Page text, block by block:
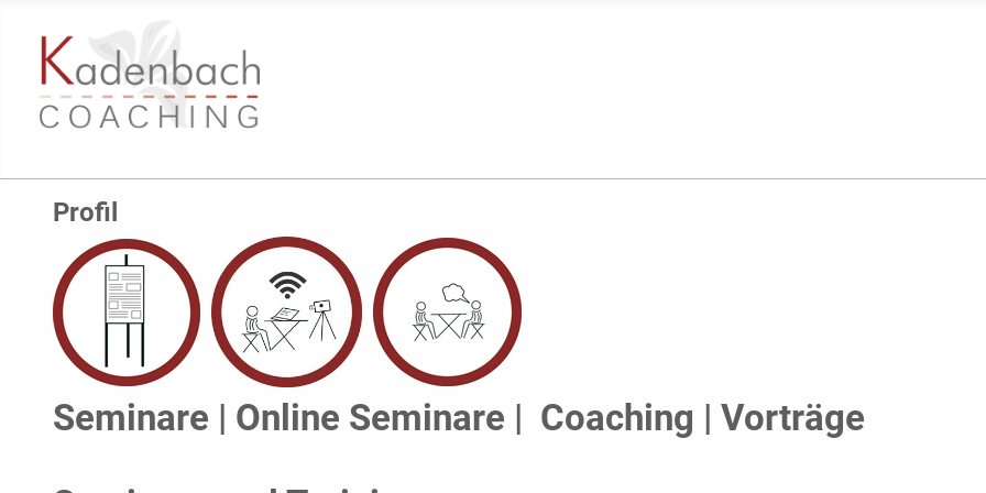
Profil
Seminare | Online Seminare | Coaching | Vorträge